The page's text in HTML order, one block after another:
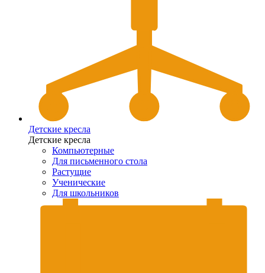
Детские кресла
Детские кресла
Компьютерные
Для письменного стола
Растущие
Ученические
Для школьников